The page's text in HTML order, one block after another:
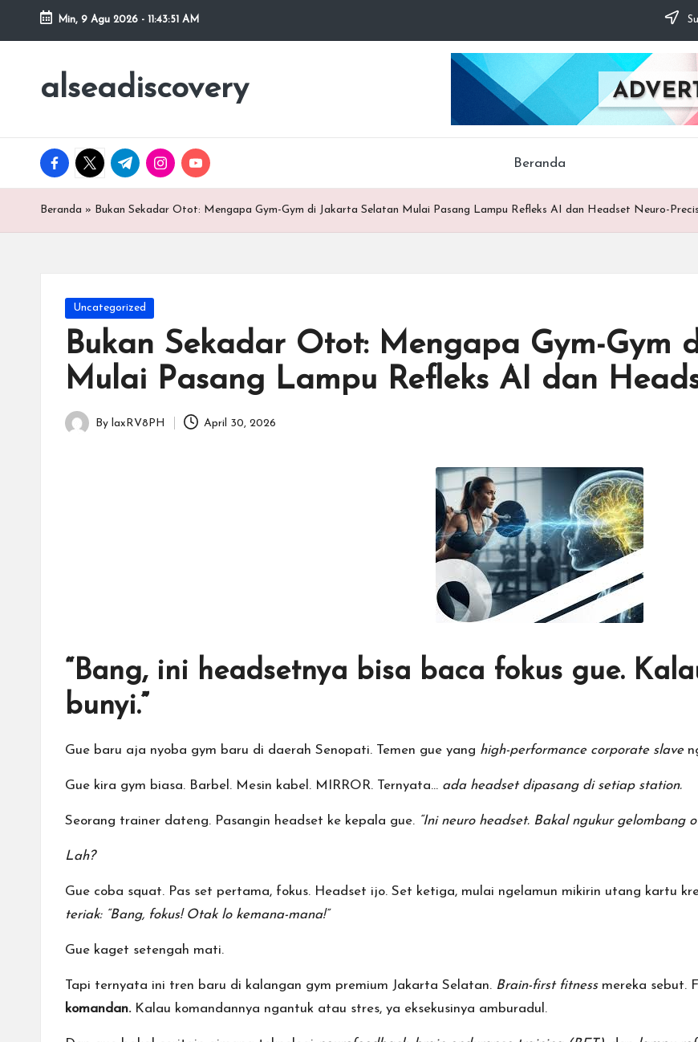
Skip
content
Min, 9 Agu 2026 - 11:43:52 AM
alseadiscovery
Pusat
Review
Olahraga
facebook.com
twitter.com
t.me instagram.com
youtube.com Beranda
Beranda » Bukan Sekadar Otot: Mengapa Gym-Gym di Jakarta Selatan Mulai Pasang Lampu Refleks AI dan Headset Neuro-
Posted
in
Uncategorized
Bukan Sekadar Otot: Mengapa Gym-Gym
Mulai Pasang Lampu Refleks AI dan
Posted
By laxRV8PH April 30, 2026
“Bang, ini headsetnya bisa baca fokus gue.
bunyi.”
Gue baru aja nyoba gym baru di daerah Senopati. Temen gue yang high-performance corporate slave
Gue kira gym biasa. Barbel. Mesin kabel. MIRROR. Ternyata… ada headset dipasang di setiap station.
Seorang trainer dateng. Pasangin headset ke kepala gue. “Ini neuro headset. Bakal ngukur gelombang
Lah?
Gue coba squat. Pas set pertama, fokus. Headset ijo. Set ketiga, mulai ngelamun mikirin utang kartu
teriak: “Bang, fokus! Otak lo kemana-mana!”
Gue kaget setengah mati.
Tapi ternyata ini tren baru di kalangan gym premium Jakarta Selatan. Brain-first fitnessmereka sebut.
komandan.Kalau komandannya ngantuk atau stres, ya eksekusinya amburadul.